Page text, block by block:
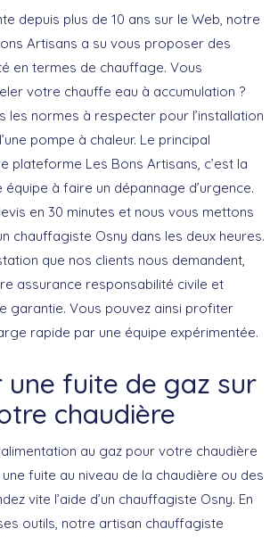
depuis plus de 10 ans sur le Web, notre
Artisans a su vous proposer des
en termes de chauffage. Vous
votre chauffe eau à accumulation ?
les normes à respecter pour l’installation
pompe à chaleur. Le principal
plateforme Les Bons Artisans, c’est la
à faire un dépannage d’urgence.
en 30 minutes et nous vous mettons
chauffagiste Osny dans les deux heures.
que nos clients nous demandent,
assurance responsabilité civile et
garantie. Vous pouvez ainsi profiter
rapide par une équipe expérimentée.
une fuite de gaz sur
chaudière
au gaz pour votre chaudière
fuite au niveau de la chaudière ou des
vite l’aide d’un chauffagiste Osny. En
outils, notre artisan chauffagiste